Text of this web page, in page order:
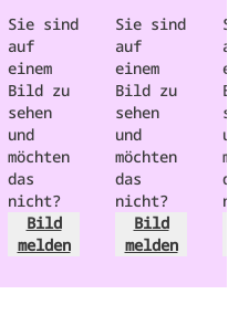
Sie sind
auf
einem
Bild zu
sehen
und
möchten
das
nicht?
Bild
melden
Sie sind
auf
einem
Bild zu
sehen
und
möchten
das
nicht?
Bild
melden
auf
und
das